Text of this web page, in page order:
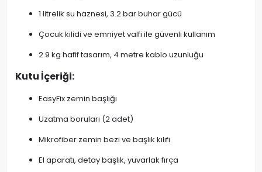
1 litrelik su haznesi, 3.2 bar buhar gücü
Çocuk kilidi ve emniyet valfi ile güvenli kullanım
2.9 kg hafif tasarım, 4 metre kablo uzunluğu
Kutu İçeriği:
EasyFix zemin başlığı
Uzatma boruları (2 adet)
Mikrofiber zemin bezi ve başlık kılıfı
El aparatı, detay başlık, yuvarlak fırça